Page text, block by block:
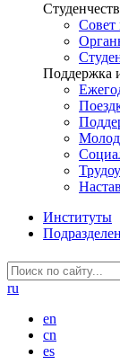
Поддержка
Институты
ru
en
cn
es